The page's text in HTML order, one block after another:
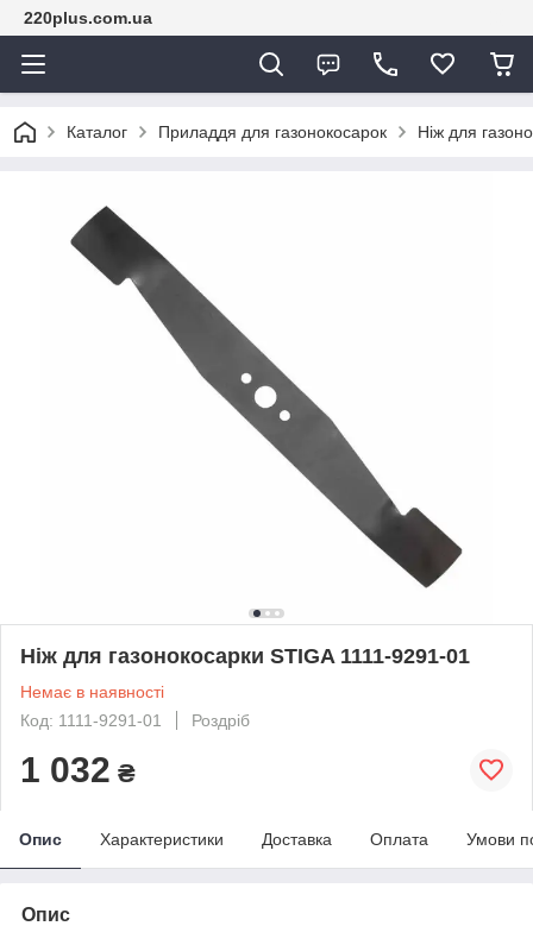
220plus.com.ua
Каталог Приладдя для газонокосарок Ніж для
Ніж для газонокосарки STIGA 1111-9291-01
Немає в наявності
Код: 1111-9291-01
Роздріб
1 032 ₴
Опис Характеристики Доставка Оплата Умови
Опис